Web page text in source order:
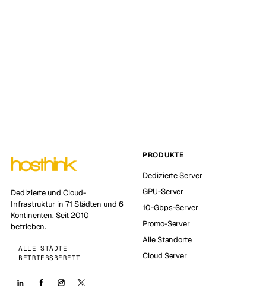
Dedizierte und Cloud-
Infrastruktur in 71 Städten und 6
Kontinenten. Seit 2010
betrieben.
ALLE STÄDTE
BETRIEBSBEREIT
PRODUKTE
Dedizierte Server
GPU-Server
10-Gbps-Server
Promo-Server
Alle Standorte
Cloud Server